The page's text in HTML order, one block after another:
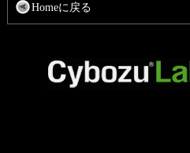
Homeに戻る